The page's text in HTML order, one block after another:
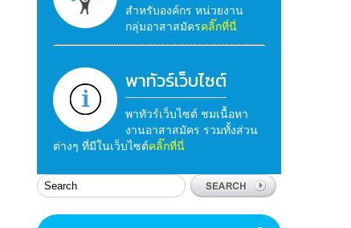
สำหรับองค์กร หน่วยงาน
กลุ่มอาสาสมัครคลิ๊กที่นี่
พาทัวร์เว็บไซต์
พาทัวร์เว็บไซต์ ชมเนื้อหา
งานอาสาสมัคร รวมทั้งส่วน
ต่างๆ ที่มีในเว็บไซต์คลิ๊กที่นี่